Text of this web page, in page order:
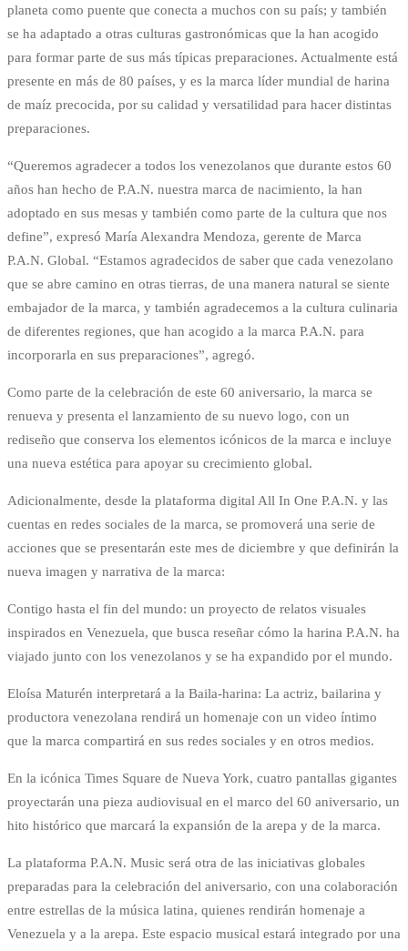
planeta como puente que conecta a muchos con su país; y también
se ha adaptado a otras culturas gastronómicas que la han acogido
para formar parte de sus más típicas preparaciones. Actualmente está
presente en más de 80 países, y es la marca líder mundial de harina
de maíz precocida, por su calidad y versatilidad para hacer distintas
preparaciones.
“Queremos agradecer a todos los venezolanos que durante estos 60
años han hecho de P.A.N. nuestra marca de nacimiento, la han
adoptado en sus mesas y también como parte de la cultura que nos
define”, expresó María Alexandra Mendoza, gerente de Marca
P.A.N. Global. “Estamos agradecidos de saber que cada venezolano
que se abre camino en otras tierras, de una manera natural se siente
embajador de la marca, y también agradecemos a la cultura culinaria
de diferentes regiones, que han acogido a la marca P.A.N. para
incorporarla en sus preparaciones”, agregó.
Como parte de la celebración de este 60 aniversario, la marca se
renueva y presenta el lanzamiento de su nuevo logo, con un
rediseño que conserva los elementos icónicos de la marca e incluye
una nueva estética para apoyar su crecimiento global.
Adicionalmente, desde la plataforma digital All In One P.A.N. y las
cuentas en redes sociales de la marca, se promoverá una serie de
acciones que se presentarán este mes de diciembre y que definirán la
nueva imagen y narrativa de la marca:
Contigo hasta el fin del mundo: un proyecto de relatos visuales
inspirados en Venezuela, que busca reseñar cómo la harina P.A.N. ha
viajado junto con los venezolanos y se ha expandido por el mundo.
Eloísa Maturén interpretará a la Baila-harina: La actriz, bailarina y
productora venezolana rendirá un homenaje con un video íntimo
que la marca compartirá en sus redes sociales y en otros medios.
En la icónica Times Square de Nueva York, cuatro pantallas gigantes
proyectarán una pieza audiovisual en el marco del 60 aniversario, un
hito histórico que marcará la expansión de la arepa y de la marca.
La plataforma P.A.N. Music será otra de las iniciativas globales
preparadas para la celebración del aniversario, con una colaboración
entre estrellas de la música latina, quienes rendirán homenaje a
Venezuela y a la arepa. Este espacio musical estará integrado por una